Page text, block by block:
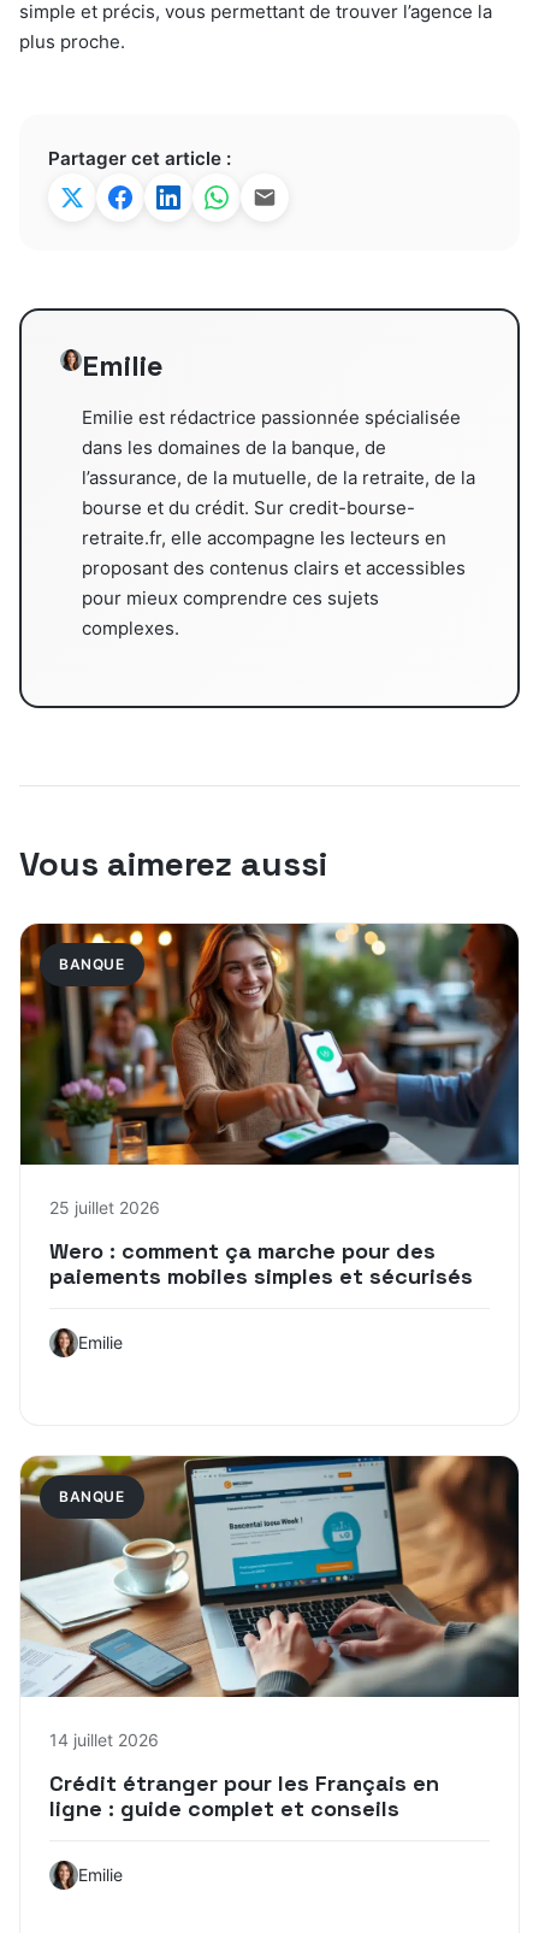
simple et précis, vous permettant de trouver l’agence la
plus proche.
Partager cet article :
Emilie
Emilie est rédactrice passionnée spécialisée
dans les domaines de la banque, de
l’assurance, de la mutuelle, de la retraite, de la
bourse et du crédit. Sur credit-bourse-
retraite.fr, elle accompagne les lecteurs en
proposant des contenus clairs et accessibles
pour mieux comprendre ces sujets
complexes.
Vous aimerez aussi
BANQUE
25 juillet 2026
Wero : comment ça marche pour des
paiements mobiles simples et sécurisés
Emilie
BANQUE
14 juillet 2026
Crédit étranger pour les Français en
ligne : guide complet et conseils
Emilie